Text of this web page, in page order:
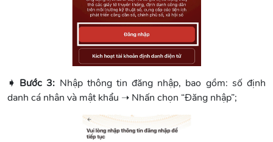
➧ Bước 3: Nhập thông tin đăng nhập, bao gồm: số định
danh cá nhân và mật khẩu ➝ Nhấn chọn “Đăng nhập”;